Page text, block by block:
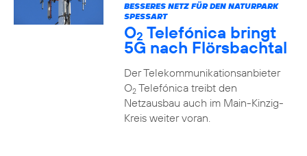
BESSERES NETZ FÜR DEN NATURPARK
SPESSART
O2 Telefónica bringt
5G nach Flörsbachtal
Der Telekommunikationsanbieter
O2Telefónica treibt den
Netzausbau auch im Main-Kinzig-
Kreis weiter voran.